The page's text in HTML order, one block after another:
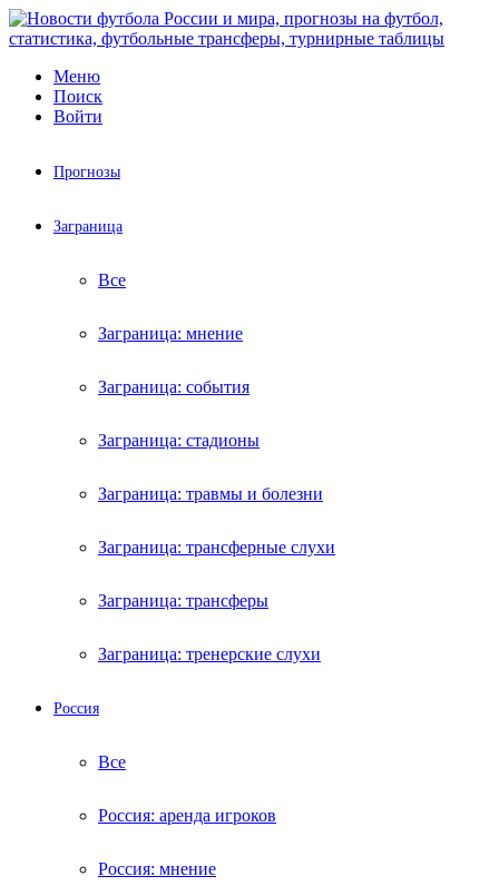
Меню
Поиск
Войти
Прогнозы
Заграница
Все
Заграница: мнение
Заграница: события
Заграница: стадионы
Заграница: травмы и болезни
Заграница: трансферные слухи
Заграница: трансферы
Заграница: тренерские слухи
Россия
Все
Россия: аренда игроков
Россия: мнение